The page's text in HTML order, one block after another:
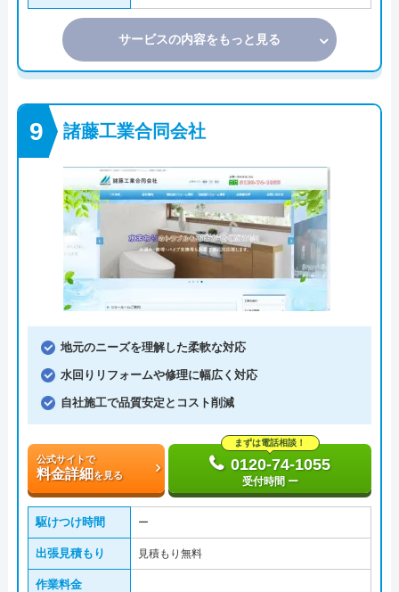
サービスの内容をもっと見る
諸藤工業合同会社
地元のニーズを理解した柔軟な対応
水回りリフォームや修理に幅広く対応
自社施工で品質安定とコスト削減
公式サイトで
料金詳細 を見る
まずは電話相談！
0120-74-1055
受付時間 ー
駆けつけ時間 ー
出張見積もり 見積もり無料
作業料金